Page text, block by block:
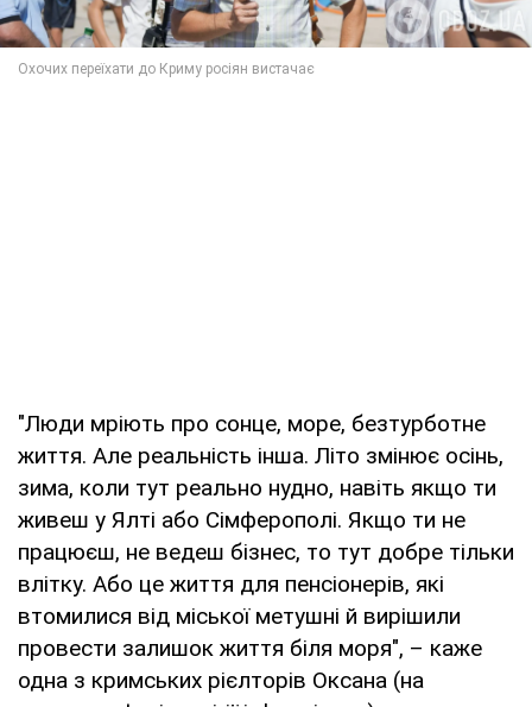
"Люди мріють про сонце, море, безтурботне
життя. Але реальність інша. Літо змінює осінь,
зима, коли тут реально нудно, навіть якщо ти
живеш у Ялті або Сімферополі. Якщо ти не
працюєш, не ведеш бізнес, то тут добре тільки
влітку. Або це життя для пенсіонерів, які
втомилися від міської метушні й вирішили
провести залишок життя біля моря", – каже
одна з кримських рієлторів Оксана (на